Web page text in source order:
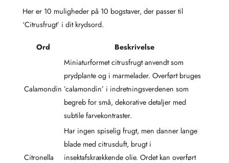
Her er 10 muligheder på 10 bogstaver, der passer til
‘Citrusfrugt’ i dit krydsord.
Ord Beskrivelse
Calamondin
Miniaturformet citrusfrugt anvendt som
prydplante og i marmelader. Overført bruges
’calamondin’ i indretningsverdenen som
begreb for små, dekorative detaljer med
subtile farvekontraster.
Citronella
Har ingen spiselig frugt, men danner lange
blade med citrusduft, brugt i
insektafskrækkende olie. Ordet kan overført